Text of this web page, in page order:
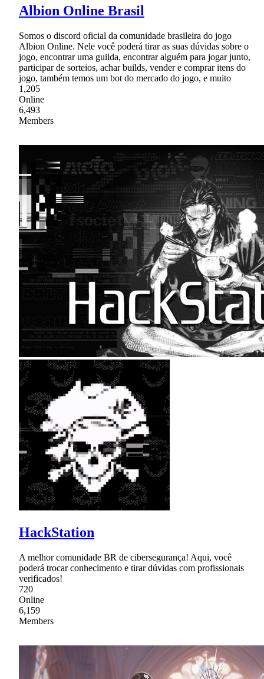
Albion Online Brasil
Somos o discord oficial da comunidade brasileira do jogo
Albion Online. Nele você poderá tirar as suas dúvidas sobre o
jogo, encontrar uma guilda, encontrar alguém para jogar junto,
participar de sorteios, achar builds, vender e comprar itens do
jogo, também temos um bot do mercado do jogo, e muito
1,205
Online
6,493
Members
HackStation
A melhor comunidade BR de cibersegurança! Aqui, você
poderá trocar conhecimento e tirar dúvidas com profissionais
verificados!
720
Online
6,159
Members